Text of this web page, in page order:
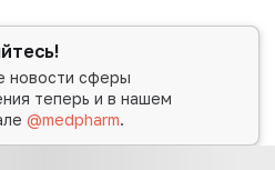
новости сферы
теперь и в нашем
@medpharm.